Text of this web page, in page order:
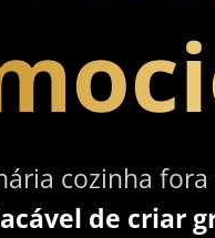
cozinha fora
de criar